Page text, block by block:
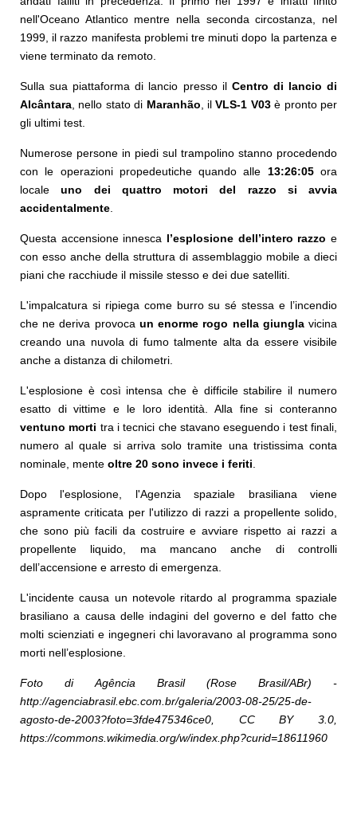
nell'Oceano Atlantico mentre nella seconda circostanza, nel
1999, il razzo manifesta problemi tre minuti dopo la partenza e
viene terminato da remoto.
Sulla sua piattaforma di lancio presso il Centro di lancio di
Alcântara , nello stato di Maranhão , ilVLS-1 V03è pronto per
gli ultimi test.
Numerose persone in piedi sul trampolino stanno procedendo
con le operazioni propedeutiche quando alle 13:26:05ora
localeuno dei quattro motori del razzo si avvia
accidentalmente
Questa accensione innesca l’esplosione dell’intero razzo e
con esso anche della struttura di assemblaggio mobile a dieci
piani che racchiude il missile stesso e dei due satelliti.
L'impalcatura si ripiega come burro su sé stessa e l’incendio
che ne deriva provoca un enorme rogo nella giunglavicina
creando una nuvola di fumo talmente alta da essere visibile
anche a distanza di chilometri.
L'esplosione è così intensa che è difficile stabilire il numero
esatto di vittime e le loro identità. Alla fine si conteranno
ventuno morti tra i tecnici che stavano eseguendo i test finali,
numero al quale si arriva solo tramite una tristissima conta
nominale, mente oltre 20 sono invece i feriti
Dopo l'esplosione, l'Agenzia spaziale brasiliana viene
aspramente criticata per l'utilizzo di razzi a propellente solido,
che sono più facili da costruire e avviare rispetto ai razzi a
propellente liquido, ma mancano anche di controlli
dell’accensione e arresto di emergenza.
L'incidente causa un notevole ritardo al programma spaziale
brasiliano a causa delle indagini del governo e del fatto che
molti scienziati e ingegneri chi lavoravano al programma sono
morti nell’esplosione.
Foto di Agência Brasil (Rose Brasil/ABr) -
http://agenciabrasil.ebc.com.br/galeria/2003-08-25/25-de-
agosto-de-2003?foto=3fde475346ce0, CC BY 3.0,
https://commons.wikimedia.org/w/index.php?curid=18611960